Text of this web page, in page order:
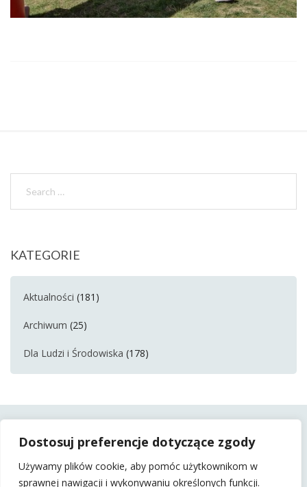
Dostosuj preferencje dotyczące zgody
Używamy plików cookie, aby pomóc użytkownikom w
sprawnej nawigacji i wykonywaniu określonych funkcji.
KATEGORIE
Aktualności (181)
Archiwum (25)
Dla Ludzi i Środowiska (178)